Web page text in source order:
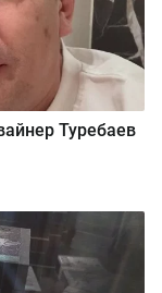
Туребаев